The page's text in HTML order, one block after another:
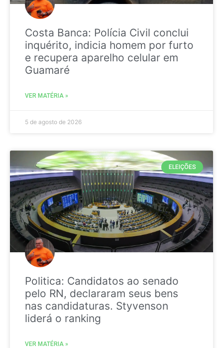
Costa Banca: Polícia Civil conclui
inquérito, indicia homem por furto
e recupera aparelho celular em
Guamaré
VER MATÉRIA »
5 de agosto de 2026
ELEIÇÕES
Politica: Candidatos ao senado
pelo RN, declararam seus bens
nas candidaturas. Styvenson
liderá o ranking
VER MATÉRIA »